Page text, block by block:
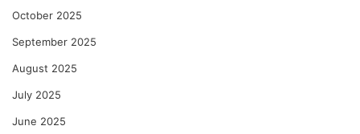
October 2025
September 2025
August 2025
July 2025
June 2025